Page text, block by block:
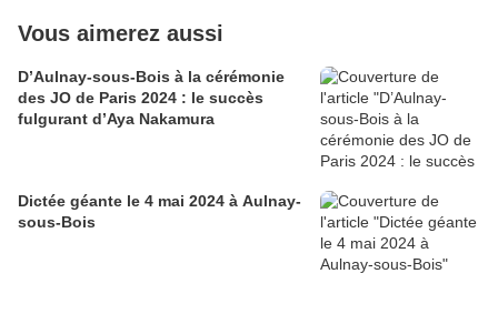
Vous aimerez aussi
D’Aulnay-sous-Bois à la cérémonie
des JO de Paris 2024 : le succès
fulgurant d’Aya Nakamura
Dictée géante le 4 mai 2024 à Aulnay-
sous-Bois